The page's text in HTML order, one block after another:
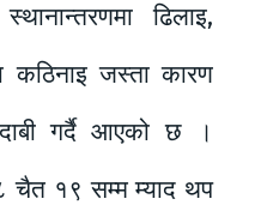
ढिलाइ,
कठिनाइ जस्ता कारण
गर्दै आएको छ ।
चैत १९ सम्म म्याद थप